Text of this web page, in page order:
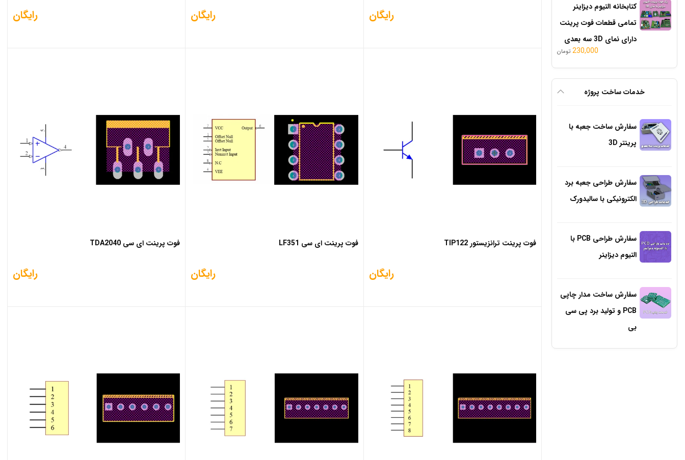
کتابخانه التیوم دیزاینر
تمامی قطعات فوت پرینت
دارای نمای 3D سه بعدی
قیمت
اصلی
230,000 تومان
فعلی
خدمات ساخت پروژه
سفارش ساخت جعبه با
پرینتر 3D
سفارش طراحی جعبه برد
الکترونیکی با سالیدورک
سفارش طراحی PCB با
التیوم دیزاینر
سفارش ساخت مدار چاپی
PCB و تولید برد پی سی
بی
رایگان رایگان رایگان
فوت پرینت ترانزیستور TIP122
رایگان
فوت پرینت ای سی LF351
رایگان
فوت پرینت ای سی TDA2040
رایگان